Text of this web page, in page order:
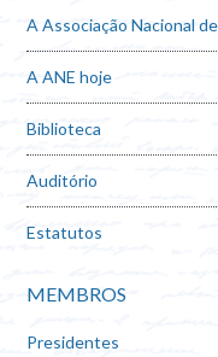
A Associação Nacional
A ANE hoje
Biblioteca
Auditório
Estatutos
MEMBROS
Presidentes